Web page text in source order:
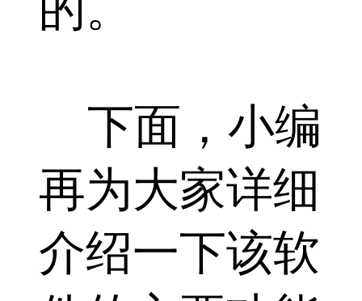
下面，小编
再为大家详细
介绍一下该软